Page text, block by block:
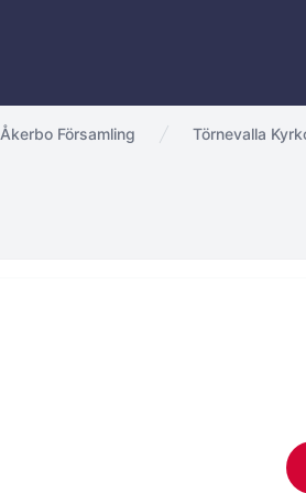
Åkerbo Församling Törnevalla